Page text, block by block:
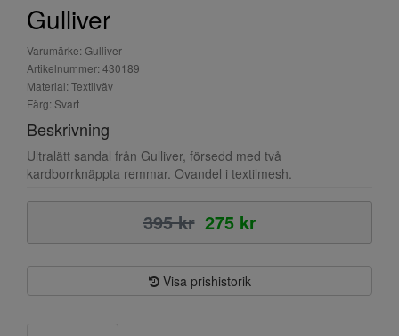
Gulliver
Varumärke: Gulliver
Artikelnummer: 430189
Material: Textilväv
Färg: Svart
Beskrivning
Ultralätt sandal från Gulliver, försedd med två
kardborrknäppta remmar. Ovandel i textilmesh.
395 kr 275 kr
Visa prishistorik